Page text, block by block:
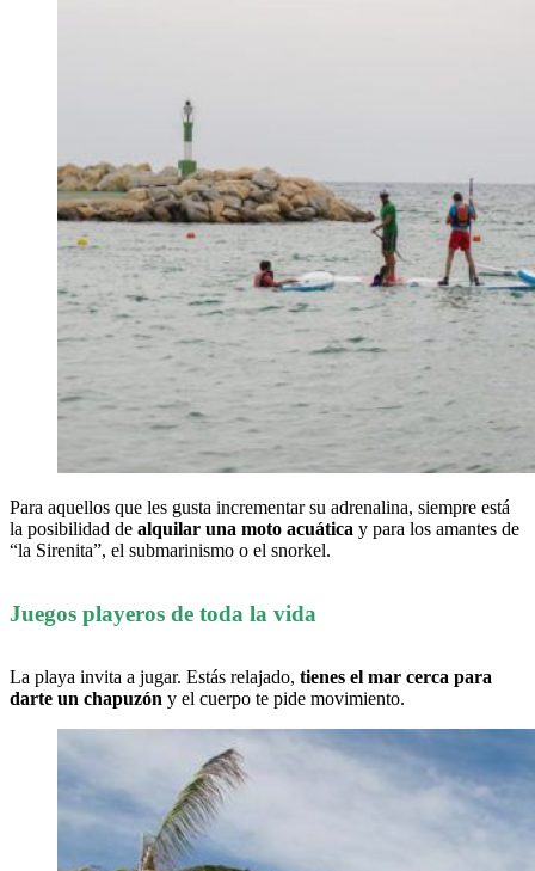
Para aquellos que les gusta incrementar su adrenalina, siempre está
la posibilidad de alquilar una moto acuática y para los amantes de
“la Sirenita”, el submarinismo o el snorkel.
Juegos playeros de toda la vida
La playa invita a jugar. Estás relajado, tienes el mar cerca para
darte un chapuzón y el cuerpo te pide movimiento.